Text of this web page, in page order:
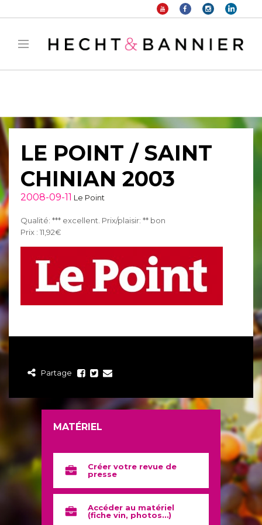
: filter_var() expects parameter 2 to be long, string given in
manager/public/frontend.phpon line 1149
LE POINT / SAINT
CHINIAN 2003
2008-09-11 Le Point
Qualité: *** excellent. Prix/plaisir: ** bon
Prix : 11,92€
Partage
MATÉRIEL
Créer votre revue de
presse
Accéder au matériel
(fiche vin, photos…)